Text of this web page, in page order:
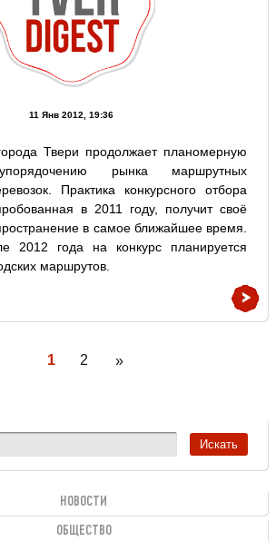
11 Янв 2012, 19:36
Твери продолжает планомерную
рынка маршрутных
Практика конкурсного отбора
в 2011 году, получит своё
в самое ближайшее время.
2012 года на конкурс планируется
маршрутов.
1 2 »
НОВОСТИ
ОБЩЕСТВО